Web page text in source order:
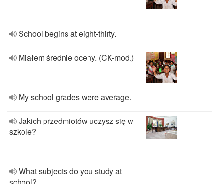
School begins at eight-thirty.
Miałem średnie oceny. (CK-mod.)
My school grades were average.
Jakich przedmiotów uczysz się w
szkole?
What subjects do you study at